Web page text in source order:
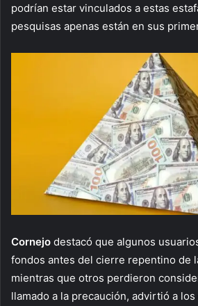
podrían estar vinculados a estas
pesquisas apenas están en sus
Cornejo destacó que algunos
fondos antes del cierre repentino de
mientras que otros perdieron
llamado a la precaución, advirtió a